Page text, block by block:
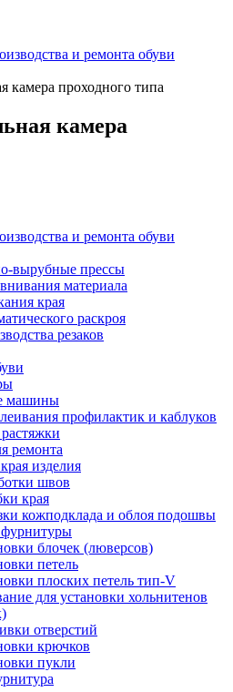
и ремонта обуви
камера проходного типа
камера
и ремонта обуви
вырубные прессы
материала
края
раскроя
резаков
машины
профилактик и каблуков
ремонта
изделия
швов
края
кожподклада и облоя подошвы
фурнитуры
блочек (люверсов)
петель
плоских петель тип-V
для установки хольнитенов
отверстий
крючков
пукли